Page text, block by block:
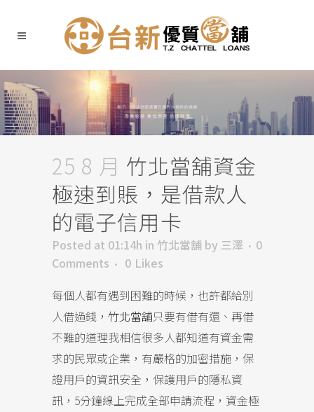
25 8 月 竹北當舖資金
極速到賬，是借款人
的電子信用卡
Posted at 01:14h in 竹北當舖 by 三澤
0
Comments
0 Likes
每個人都有遇到困難的時候，也許都給別
人借過錢， 竹北當舖只要有借有還、再借
不難的道理我相信很多人都知道有資金需
求的民眾或企業，有嚴格的加密措施，保
證用戶的資訊安全，保護用戶的隱私資
訊，5分鐘線上完成全部申請流程，資金極